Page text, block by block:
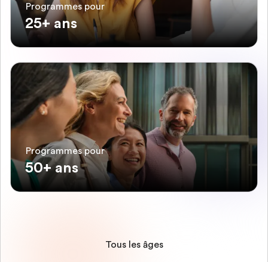
Programmes pour
25+ ans
Programmes pour
50+ ans
Tous les âges